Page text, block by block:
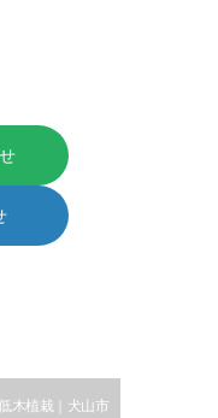
木植栽｜犬山市